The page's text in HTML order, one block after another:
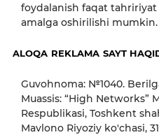
foydalanish faqat
amalga oshirilishi mumkin.
ALOQA REKLAMA SAYT
Guvohnoma: №1040.
Muassis: “High Networks”
Respublikasi, Toshkent
Mavlono Riyoziy ko'chasi,